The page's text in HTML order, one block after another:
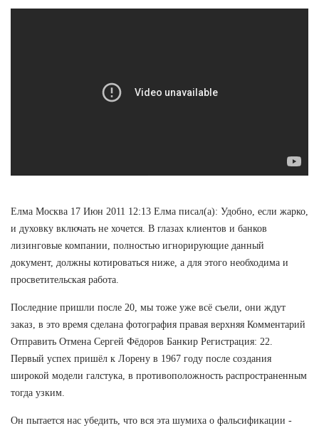
Елма Москва 17 Июн 2011 12:13 Елма писал(а): Удобно, если жарко,
и духовку включать не хочется. В глазах клиентов и банков
лизинговые компании, полностью игнорирующие данный
документ, должны котироваться ниже, а для этого необходима и
просветительская работа.
Последние пришли после 20, мы тоже уже всё съели, они ждут
заказ, в это время сделана фотография правая верхняя Комментарий
Отправить Отмена Сергей Фёдоров Банкир Регистрация: 22.
Первый успех пришёл к Лорену в 1967 году после создания
широкой модели галстука, в противоположность распространенным
тогда узким.
Он пытается нас убедить, что вся эта шумиха о фальсификации -